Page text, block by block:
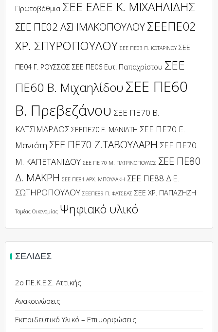
Πρωτοβάθμια ΣΕΕ ΕΑΕΕ Κ. ΜΙΧΑΗΛΙΔΗΣ
ΣΕΕ ΠΕ02 ΑΣΗΜΑΚΟΠΟΥΛΟΥΣΕΕΠΕ02
ΧΡ. ΣΠΥΡΟΠΟΥΛΟΥ ΣΕΕ ΠΕ03 Π. ΚΟΤΑΡΙΝΟΥ ΣΕΕ
ΠΕ04 Γ. ΡΟΥΣΣΟΣ ΣΕΕ ΠΕ06 Ευτ. Παπαχρίστου ΣΕΕ
ΠΕ60 Β. Μιχαηλίδου ΣΕΕ ΠΕ60
Β. Πρεβεζάνου ΣΕΕ ΠΕ70 Β.
ΚΑΤΣΙΜΑΡΔΟΣ ΣΕΕΠΕ70 Ε. ΜΑΝΙΑΤΗ ΣΕΕ ΠΕ70 Ε.
Μανιάτη ΣΕΕ ΠΕ70 Ζ.ΤΑΒΟΥΛΑΡΗ ΣΕΕ ΠΕ70
Μ. ΚΑΠΕΤΑΝΙΔΟΥ ΣΕΕ ΠΕ 70 Μ. ΠΑΤΡΙΝΟΠΟΥΛΟΣ ΣΕΕ ΠΕ80
Δ. ΜΑΚΡΗ ΣΕΕ ΠΕ81 ΑΡΧ. ΜΠΟΥΛΑΚΗ ΣΕΕ ΠΕ88 Δ.Ε.
ΣΩΤΗΡΟΠΟΥΛΟΥ ΣΕΕΠΕ89 Π. ΦΑΤΣΕΑΣ ΣΕΕ ΧΡ. ΠΑΠΑΖΗΖΗ
Τομέας Οικονομίας Ψηφιακό υλικό
ΣΕΛΊΔΕΣ
2ο ΠΕ.Κ.Ε.Σ. Αττικής
Ανακοινώσεις
Εκπαιδευτικό Υλικό – Επιμορφώσεις